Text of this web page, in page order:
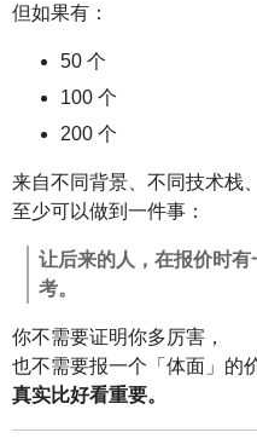
但如果有：
50 个
100 个
200 个
来自不同背景、不同技术栈
至少可以做到一件事：
让后来的人，在报价时
考。
你不需要证明你多厉害，
也不需要报一个「体面」的
真实比好看重要。